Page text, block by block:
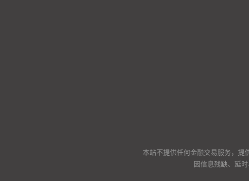
本站不提供任何金融交易服务，提
因信息残缺、延